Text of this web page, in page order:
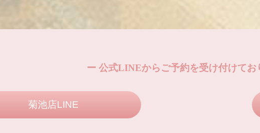
ー 公式LINEからご予約を受け付けてお
菊池店LINE